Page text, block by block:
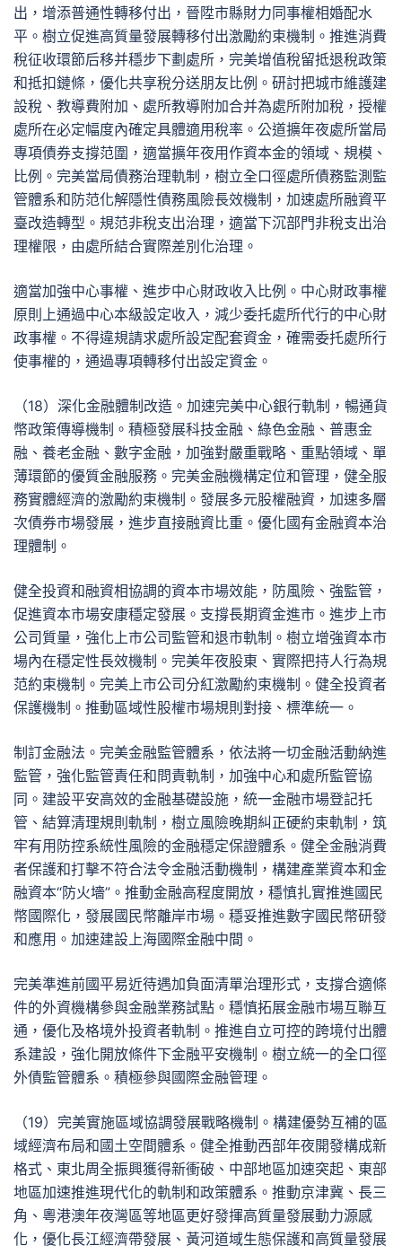
出，增添普通性轉移付出，晉陞市縣財力同事權相婚配水
平。樹立促進高質量發展轉移付出激勵約束機制。推進消費
稅征收環節后移并穩步下劃處所，完美增值稅留抵退稅政策
和抵扣鏈條，優化共享稅分送朋友比例。研討把城市維護建
設稅、教導費附加、處所教導附加合并為處所附加稅，授權
處所在必定幅度內確定具體適用稅率。公道擴年夜處所當局
專項債券支撐范圍，適當擴年夜用作資本金的領域、規模、
比例。完美當局債務治理軌制，樹立全口徑處所債務監測監
管體系和防范化解隱性債務風險長效機制，加速處所融資平
臺改造轉型。規范非稅支出治理，適當下沉部門非稅支出治
理權限，由處所結合實際差別化治理。
適當加強中心事權、進步中心財政收入比例。中心財政事權
原則上通過中心本級設定收入，減少委托處所代行的中心財
政事權。不得違規請求處所設定配套資金，確需委托處所行
使事權的，通過專項轉移付出設定資金。
（18）深化金融體制改造。加速完美中心銀行軌制，暢通貨
幣政策傳導機制。積極發展科技金融、綠色金融、普惠金
融、養老金融、數字金融，加強對嚴重戰略、重點領域、單
薄環節的優質金融服務。完美金融機構定位和管理，健全服
務實體經濟的激勵約束機制。發展多元股權融資，加速多層
次債券市場發展，進步直接融資比重。優化國有金融資本治
理體制。
健全投資和融資相協調的資本市場效能，防風險、強監管，
促進資本市場安康穩定發展。支撐長期資金進市。進步上市
公司質量，強化上市公司監管和退市軌制。樹立增強資本市
場內在穩定性長效機制。完美年夜股東、實際把持人行為規
范約束機制。完美上市公司分紅激勵約束機制。健全投資者
保護機制。推動區域性股權市場規則對接、標準統一。
制訂金融法。完美金融監管體系，依法將一切金融活動納進
監管，強化監管責任和問責軌制，加強中心和處所監管協
同。建設平安高效的金融基礎設施，統一金融市場登記托
管、結算清理規則軌制，樹立風險晚期糾正硬約束軌制，筑
牢有用防控系統性風險的金融穩定保證體系。健全金融消費
者保護和打擊不符合法令金融活動機制，構建產業資本和金
融資本“防火墻”。推動金融高程度開放，穩慎扎實推進國民
幣國際化，發展國民幣離岸市場。穩妥推進數字國民幣研發
和應用。加速建設上海國際金融中間。
完美準進前國平易近待遇加負面清單治理形式，支撐合適條
件的外資機構參與金融業務試點。穩慎拓展金融市場互聯互
通，優化及格境外投資者軌制。推進自立可控的跨境付出體
系建設，強化開放條件下金融平安機制。樹立統一的全口徑
外債監管體系。積極參與國際金融管理。
（19）完美實施區域協調發展戰略機制。構建優勢互補的區
域經濟布局和國土空間體系。健全推動西部年夜開發構成新
格式、東北周全振興獲得新衝破、中部地區加速突起、東部
地區加速推進現代化的軌制和政策體系。推動京津冀、長三
角、粵港澳年夜灣區等地區更好發揮高質量發展動力源感
化，優化長江經濟帶發展、黃河道域生態保護和高質量發展